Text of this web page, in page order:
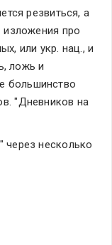
резвиться, а
изложения про
или укр. нац., и
ложь и
большинство
"Дневников на
через несколько